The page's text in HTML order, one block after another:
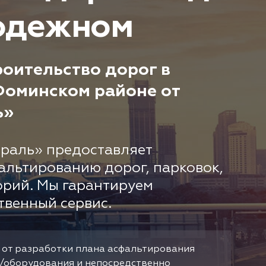
дорог в
районе от
предоставляет
дорог, парковок,
Мы гарантируем
сервис.
разработки плана асфальтирования
и непосредственно